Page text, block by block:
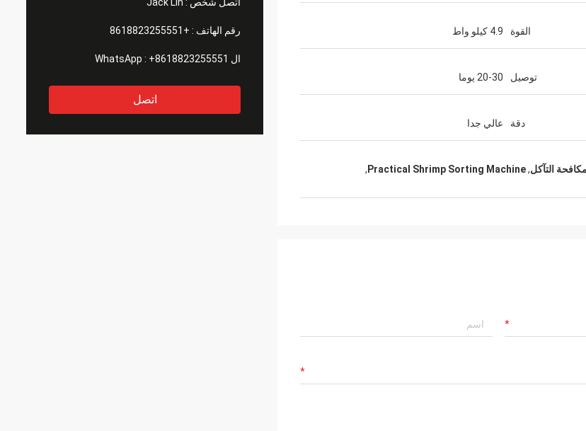
رقم الهاتف : +8618823255551
ال WhatsApp : +8618823255551
اتصل
القوة 4.9 كيلو واط
توصيل 20-30 يوما
دقة عالي جدا
,
Practical Shrimp Sorting Machine
,